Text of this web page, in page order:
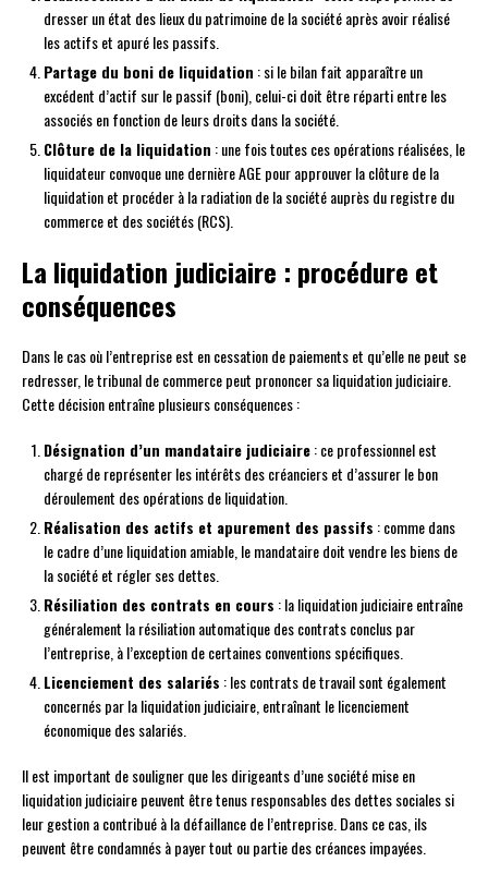
dresser un état des lieux du patrimoine de la société après avoir réalisé
les actifs et apuré les passifs.
Partage du boni de liquidation : si le bilan fait apparaître un
excédent d’actif sur le passif (boni), celui-ci doit être réparti entre les
associés en fonction de leurs droits dans la société.
Clôture de la liquidation : une fois toutes ces opérations réalisées, le
liquidateur convoque une dernière AGE pour approuver la clôture de la
liquidation et procéder à la radiation de la société auprès du registre du
commerce et des sociétés (RCS).
La liquidation judiciaire : procédure et
conséquences
Dans le cas où l’entreprise est en cessation de paiements et qu’elle ne peut se
redresser, le tribunal de commerce peut prononcer sa liquidation judiciaire.
Cette décision entraîne plusieurs conséquences :
Désignation d’un mandataire judiciaire: ce professionnel est
chargé de représenter les intérêts des créanciers et d’assurer le bon
déroulement des opérations de liquidation.
Réalisation des actifs et apurement des passifs : comme dans
le cadre d’une liquidation amiable, le mandataire doit vendre les biens de
la société et régler ses dettes.
Résiliation des contrats en cours : la liquidation judiciaire entraîne
généralement la résiliation automatique des contrats conclus par
l’entreprise, à l’exception de certaines conventions spécifiques.
Licenciement des salariés : les contrats de travail sont également
concernés par la liquidation judiciaire, entraînant le licenciement
économique des salariés.
Il est important de souligner que les dirigeants d’une société mise en
liquidation judiciaire peuvent être tenus responsables des dettes sociales si
leur gestion a contribué à la défaillance de l’entreprise. Dans ce cas, ils
peuvent être condamnés à payer tout ou partie des créances impayées.